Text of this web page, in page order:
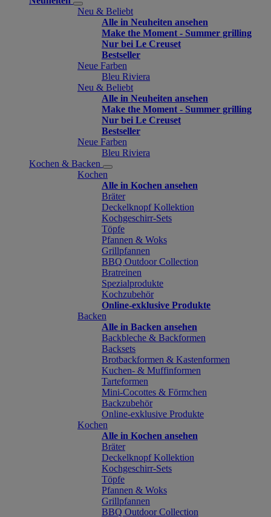
Neu & Beliebt
Alle in Neuheiten ansehen
Make the Moment - Summer grilling
Nur bei Le Creuset
Bestseller
Neue Farben
Bleu Riviera
Neu & Beliebt
Alle in Neuheiten ansehen
Make the Moment - Summer grilling
Nur bei Le Creuset
Bestseller
Neue Farben
Bleu Riviera
Kochen & Backen
Kochen
Alle in Kochen ansehen
Bräter
Deckelknopf Kollektion
Kochgeschirr-Sets
Töpfe
Pfannen & Woks
Grillpfannen
BBQ Outdoor Collection
Bratreinen
Spezialprodukte
Kochzubehör
Online-exklusive Produkte
Backen
Alle in Backen ansehen
Backbleche & Backformen
Backsets
Brotbackformen & Kastenformen
Kuchen- & Muffinformen
Tarteformen
Mini-Cocottes & Förmchen
Backzubehör
Online-exklusive Produkte
Kochen
Alle in Kochen ansehen
Bräter
Deckelknopf Kollektion
Kochgeschirr-Sets
Töpfe
Pfannen & Woks
Grillpfannen
BBQ Outdoor Collection